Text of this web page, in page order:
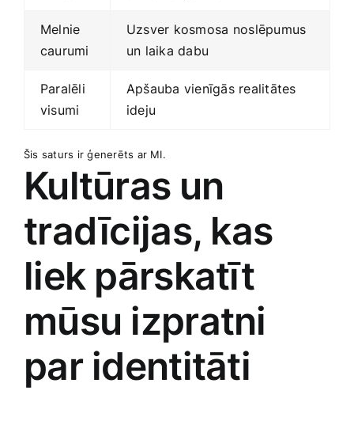
Melnie
caurumi
Uzsver ​kosmosa⁤ noslēpumus
un laika dabu
Paralēli
visumi
Apšauba vienīgās realitātes‌
ideju
Šis saturs ir ģenerēts ‌ar MI.
Kultūras ⁢un
tradīcijas, kas
liek ‍pārskatīt
mūsu izpratni
par identitāti